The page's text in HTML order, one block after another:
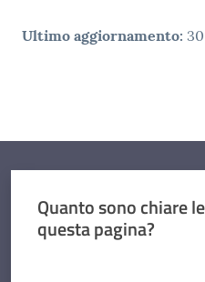
Ultimo aggiornamento:
Quanto sono chiare
questa pagina?